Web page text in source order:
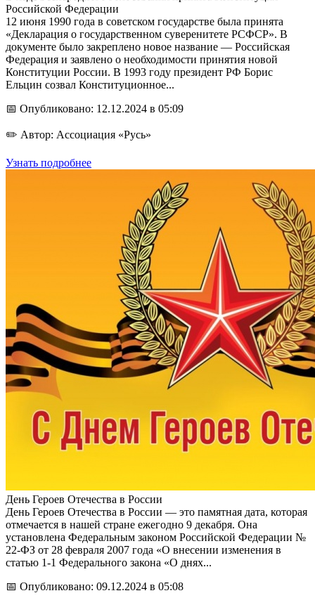
Российской Федерации
12 июня 1990 года в советском государстве была принята
«Декларация о государственном суверенитете РСФСР». В
документе было закреплено новое название — Российская
Федерация и заявлено о необходимости принятия новой
Конституции России. В 1993 году президент РФ Борис
Ельцин созвал Конституционное...
📅 Опубликовано: 12.12.2024 в 05:09
✏️ Автор: Ассоциация «Русь»
Узнать подробнее
День Героев Отечества в России
День Героев Отечества в России — это памятная дата, которая
отмечается в нашей стране ежегодно 9 декабря. Она
установлена Федеральным законом Российской Федерации №
22-ФЗ от 28 февраля 2007 года «О внесении изменения в
статью 1-1 Федерального закона «О днях...
📅 Опубликовано: 09.12.2024 в 05:08